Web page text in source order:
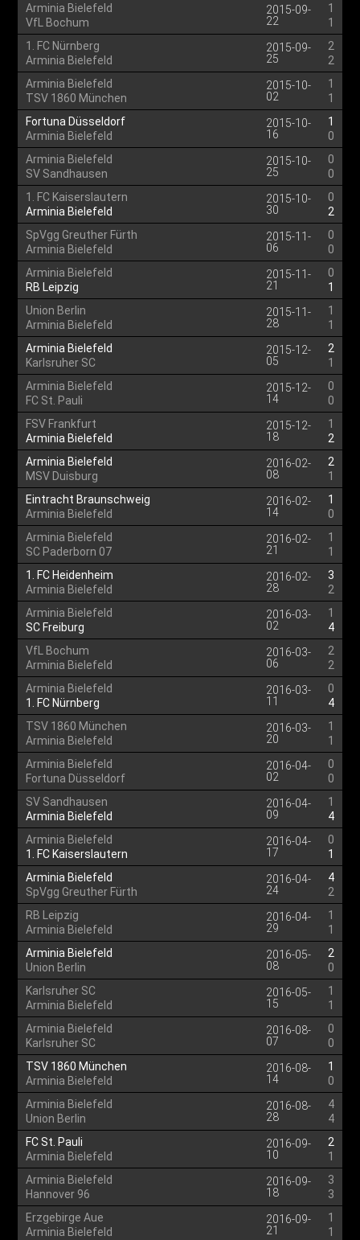
Arminia Bielefeld
VfL Bochum
2015-09-
22
1
1
1. FC Nürnberg
Arminia Bielefeld
2015-09-
25
2
2
Arminia Bielefeld
TSV 1860 München
2015-10-
02
1
1
Fortuna Düsseldorf
Arminia Bielefeld
2015-10-
16
1
0
Arminia Bielefeld
SV Sandhausen
2015-10-
25
0
0
1. FC Kaiserslautern
Arminia Bielefeld
2015-10-
30
0
2
SpVgg Greuther Fürth
Arminia Bielefeld
2015-11-
06
0
0
Arminia Bielefeld
RB Leipzig
2015-11-
21
0
1
Union Berlin
Arminia Bielefeld
2015-11-
28
1
1
Arminia Bielefeld
Karlsruher SC
2015-12-
05
2
1
Arminia Bielefeld
FC St. Pauli
2015-12-
14
0
0
FSV Frankfurt
Arminia Bielefeld
2015-12-
18
1
2
Arminia Bielefeld
MSV Duisburg
2016-02-
08
2
1
Eintracht Braunschweig
Arminia Bielefeld
2016-02-
14
1
0
Arminia Bielefeld
SC Paderborn 07
2016-02-
21
1
1
1. FC Heidenheim
Arminia Bielefeld
2016-02-
28
3
2
Arminia Bielefeld
SC Freiburg
2016-03-
02
1
4
VfL Bochum
Arminia Bielefeld
2016-03-
06
2
2
Arminia Bielefeld
1. FC Nürnberg
2016-03-
11
0
4
TSV 1860 München
Arminia Bielefeld
2016-03-
20
1
1
Arminia Bielefeld
Fortuna Düsseldorf
2016-04-
02
0
0
SV Sandhausen
Arminia Bielefeld
2016-04-
09
1
4
Arminia Bielefeld
1. FC Kaiserslautern
2016-04-
17
0
1
Arminia Bielefeld
SpVgg Greuther Fürth
2016-04-
24
4
2
RB Leipzig
Arminia Bielefeld
2016-04-
29
1
1
Arminia Bielefeld
Union Berlin
2016-05-
08
2
0
Karlsruher SC
Arminia Bielefeld
2016-05-
15
1
1
Arminia Bielefeld
Karlsruher SC
2016-08-
07
0
0
TSV 1860 München
Arminia Bielefeld
2016-08-
14
1
0
Arminia Bielefeld
Union Berlin
2016-08-
28
4
4
FC St. Pauli
Arminia Bielefeld
2016-09-
10
2
1
Arminia Bielefeld
Hannover 96
2016-09-
18
3
3
Erzgebirge Aue
Arminia Bielefeld
2016-09-
21
1
1